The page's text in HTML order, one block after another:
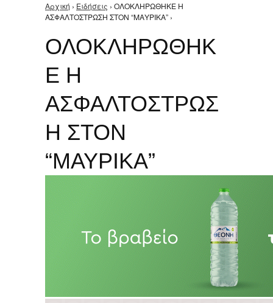
Είστε εδώ
Αρχική › Ειδήσεις › ΟΛΟΚΛΗΡΩΘΗΚΕ Η
ΑΣΦΑΛΤΟΣΤΡΩΣΗ ΣΤΟΝ “ΜΑΥΡΙΚΑ” ›
ΟΛΟΚΛΗΡΩΘΗΚ
Ε Η
ΑΣΦΑΛΤΟΣΤΡΩΣ
Η ΣΤΟΝ
“ΜΑΥΡΙΚΑ”